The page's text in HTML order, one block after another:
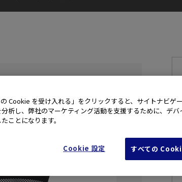
の Cookie を受け入れる」をクリックすると、サイトナビゲ
析し、弊社のマーケティング活動を支援するために、デ
ことになります。
Cookie 設定 すべての